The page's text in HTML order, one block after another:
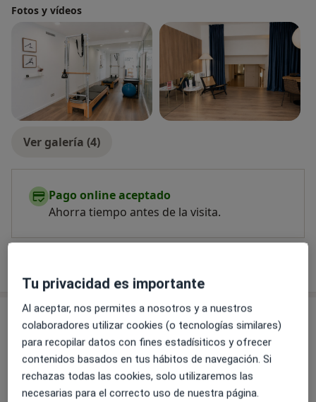
Fotos y vídeos
Ver galería (4)
Pago online aceptado
Ahorra tiempo antes de la visita.
Servicios y precios
Fisioterapia deportiva
80 € Detalles Reservar cita
Tu privacidad es importante
Al aceptar, nos permites a nosotros y a nuestros
colaboradores utilizar cookies (o tecnologías similares)
para recopilar datos con fines estadísiticos y ofrecer
contenidos basados en tus hábitos de navegación. Si
rechazas todas las cookies, solo utilizaremos las
necesarias para el correcto uso de nuestra página.